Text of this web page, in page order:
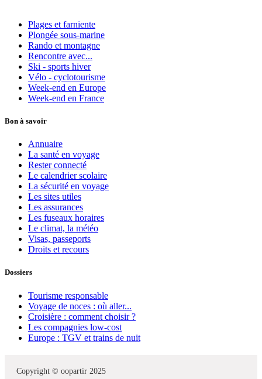
Plages et farniente
Plongée sous-marine
Rando et montagne
Rencontre avec...
Ski - sports hiver
Vélo - cyclotourisme
Week-end en Europe
Week-end en France
Bon à savoir
Annuaire
La santé en voyage
Rester connecté
Le calendrier scolaire
La sécurité en voyage
Les sites utiles
Les assurances
Les fuseaux horaires
Le climat, la météo
Visas, passeports
Droits et recours
Dossiers
Tourisme responsable
Voyage de noces : où aller...
Croisière : comment choisir ?
Les compagnies low-cost
Europe : TGV et trains de nuit
Copyright © oopartir 2025